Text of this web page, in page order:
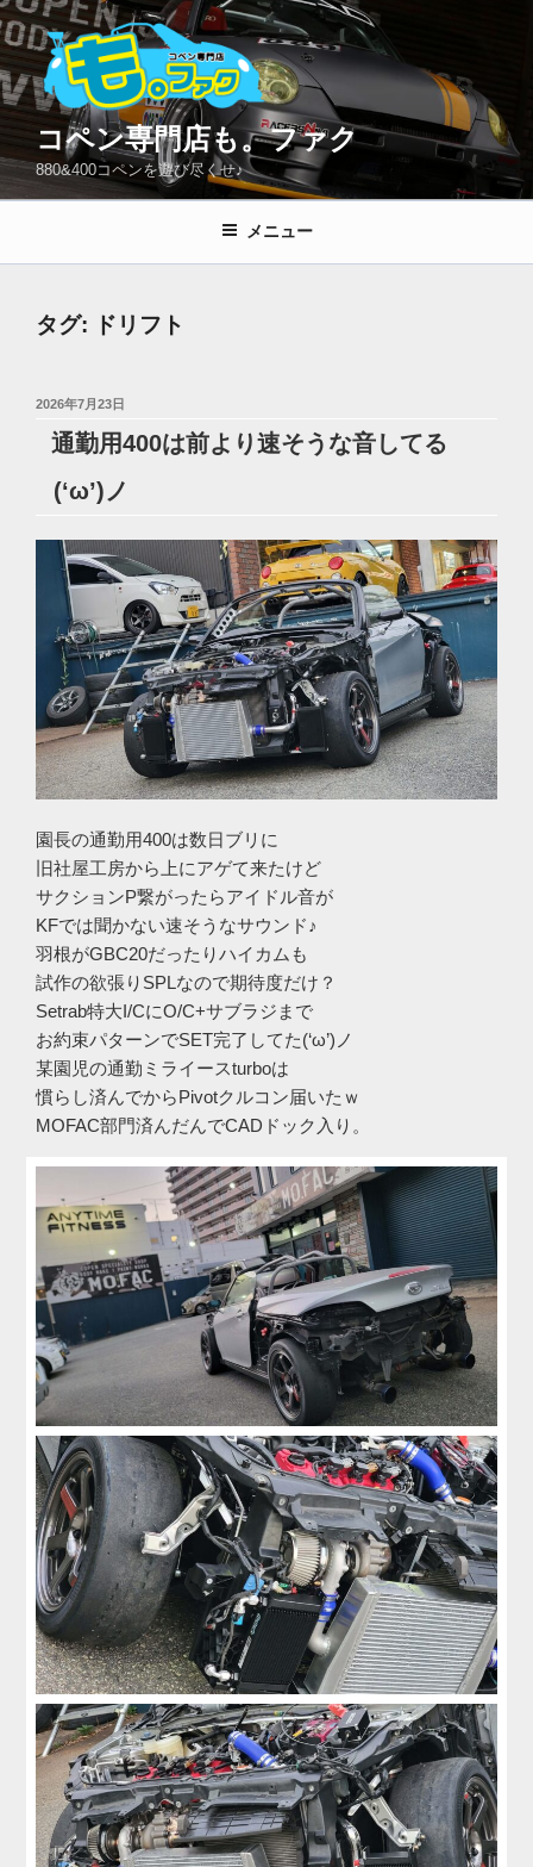
コ
ン
テ
ン
へ
ス
プ
コペン専門店も。ファク
880&400コペンを遊び尽くせ♪
メニュー
タグ: ドリフト
投
2026年7月23日
通勤用400は前より速そうな音してる
(‘ω’)ノ
園長の通勤用400は数日ブリに
旧社屋工房から上にアゲて来たけど
サクションP繋がったらアイドル音が
KFでは聞かない速そうなサウンド♪
羽根がGBC20だったりハイカムも
試作の欲張りSPLなので期待度だけ？
Setrab特大I/CにO/C+サブラジまで
お約束パターンでSET完了してた(‘ω’)ノ
某園児の通勤ミライースturboは
慣らし済んでからPivotクルコン届いたｗ
MOFAC部門済んだんでCADドック入り。